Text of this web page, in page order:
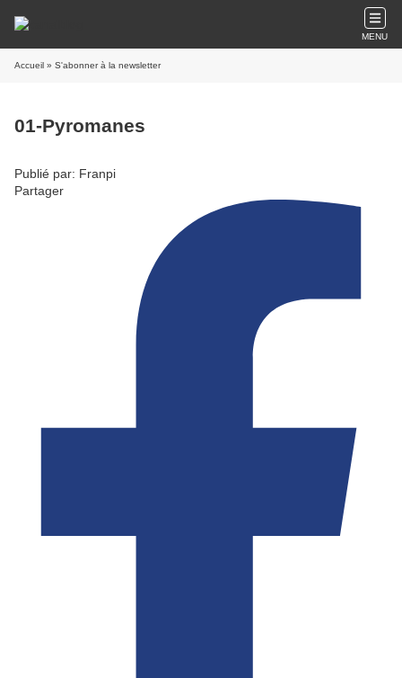
MENU
Accueil » S'abonner à la newsletter
01-Pyromanes
Publié par: Franpi
Partager